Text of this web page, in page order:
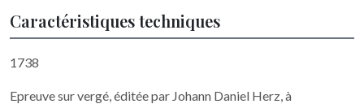
Caractéristiques techniques
1738
Epreuve sur vergé, éditée par Johann Daniel Herz, à